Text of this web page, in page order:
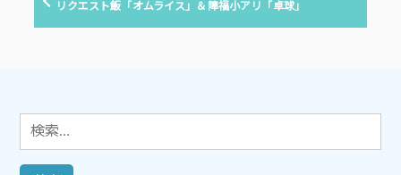
ー
の
リクエスト飯「オムライス」＆障福小アリ「卓球」
検
索: